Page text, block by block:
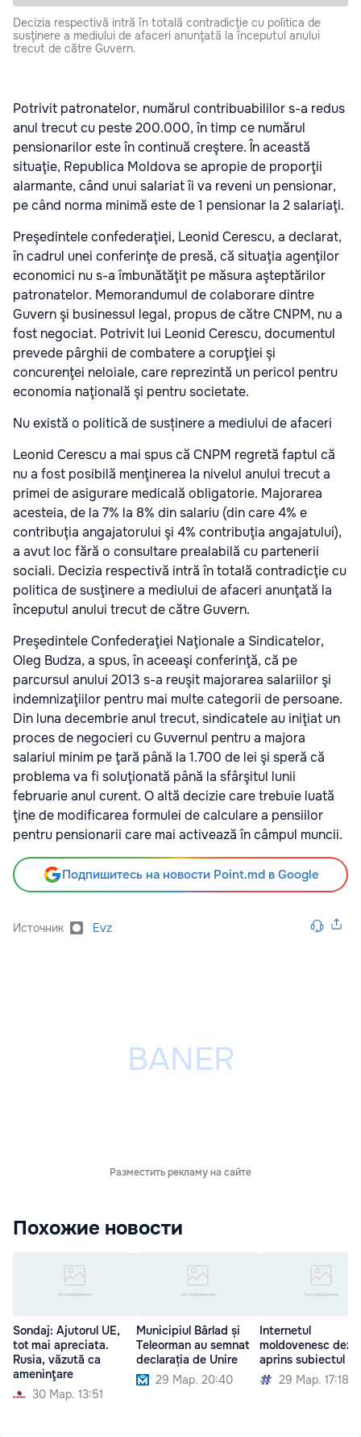
Decizia respectivă intră în totală contradicţie cu politica de
susţinere a mediului de afaceri anunţată la începutul anului
trecut de către Guvern.
Potrivit patronatelor, numărul contribuabililor s-a redus
anul trecut cu peste 200.000, în timp ce numărul
pensionarilor este în continuă creştere. În această
situaţie, Republica Moldova se apropie de proporţii
alarmante, când unui salariat îi va reveni un pensionar,
pe când norma minimă este de 1 pensionar la 2 salariaţi.
Preşedintele confederaţiei, Leonid Cerescu, a declarat,
în cadrul unei conferinţe de presă, că situaţia agenţilor
economici nu s-a îmbunătăţit pe măsura aşteptărilor
patronatelor. Memorandumul de colaborare dintre
Guvern şi businessul legal, propus de către CNPM, nu a
fost negociat. Potrivit lui Leonid Cerescu, documentul
prevede pârghii de combatere a corupţiei şi
concurenţei neloiale, care reprezintă un pericol pentru
economia naţională şi pentru societate.
Nu există o politică de susținere a mediului de afaceri
Leonid Cerescu a mai spus că CNPM regretă faptul că
nu a fost posibilă menţinerea la nivelul anului trecut a
primei de asigurare medicală obligatorie. Majorarea
acesteia, de la 7% la 8% din salariu (din care 4% e
contribuţia angajatorului şi 4% contribuţia angajatului),
a avut loc fără o consultare prealabilă cu partenerii
sociali. Decizia respectivă intră în totală contradicţie cu
politica de susţinere a mediului de afaceri anunţată la
începutul anului trecut de către Guvern.
Preşedintele Confederaţiei Naţionale a Sindicatelor,
Oleg Budza, a spus, în aceeaşi conferinţă, că pe
parcursul anului 2013 s-a reuşit majorarea salariilor şi
indemnizaţiilor pentru mai multe categorii de persoane.
Din luna decembrie anul trecut, sindicatele au iniţiat un
proces de negocieri cu Guvernul pentru a majora
salariul minim pe ţară până la 1.700 de lei şi speră că
problema va fi soluţionată până la sfârşitul lunii
februarie anul curent. O altă decizie care trebuie luată
ţine de modificarea formulei de calculare a pensiilor
pentru pensionarii care mai activează în câmpul muncii.
Подпишитесь на новости Point.md в Google
Источник Evz
Разместить рекламу на сайте
Похожие новости
Sondaj: Ajutorul UE,
tot mai apreciata.
Rusia, văzută ca
ameninţare
30 Мар. 13:51
Municipiul Bârlad și
Teleorman au semnat
declarația de Unire
29 Мар. 20:40
Internetul
moldovenesc
aprins subiectul
29 Мар. 17:18